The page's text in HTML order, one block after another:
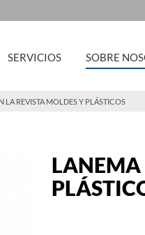
SERVICIOS SOBRE
LA REVISTA MOLDES Y PLÁSTICOS
LANEMA